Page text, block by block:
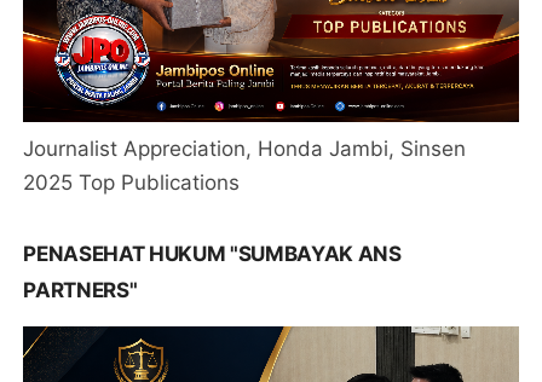
Journalist Appreciation, Honda Jambi, Sinsen
2025 Top Publications
PENASEHAT HUKUM "SUMBAYAK ANS
PARTNERS"